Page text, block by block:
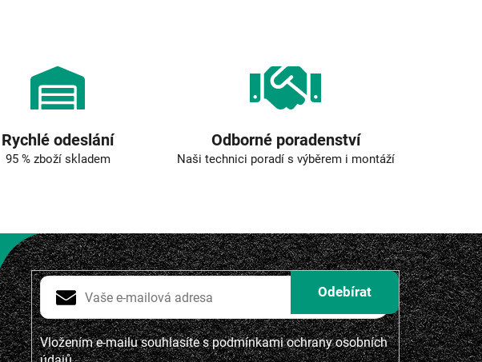
ý
p
i
u
Rychlé odeslání
95 % zboží skladem
Odborné poradenství
Naši technici poradí s výběrem i montáží
Vložením e-mailu souhlasíte spodmínkami ochrany osobních